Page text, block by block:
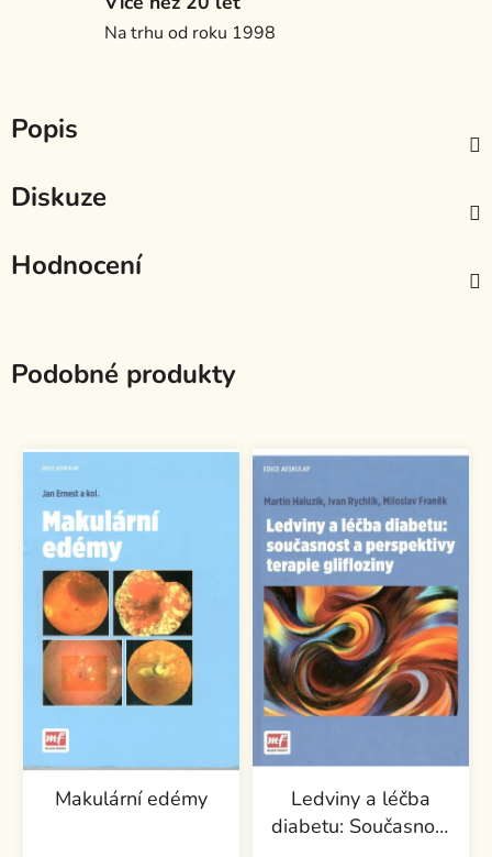
Na trhu od roku 1998
Popis
Diskuze
Hodnocení
Podobné produkty
Makulární edémy
Ledviny a léčba
diabetu: Současnost